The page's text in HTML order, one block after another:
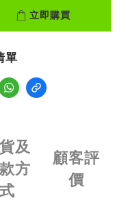
立即購買
單
及
方
式
顧客評
價